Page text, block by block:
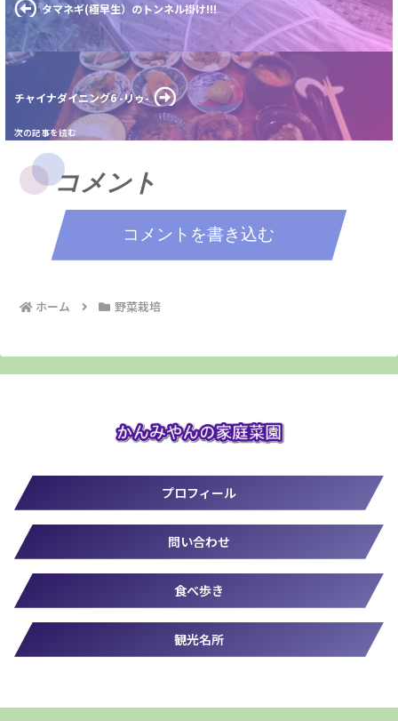
タマネギ(極早生）のトンネル掛け!!!
チャイナダイニング6 -リゥ-
コメント
コメントを書き込む
ホーム 野菜栽培
プロフィール
問い合わせ
食べ歩き
観光名所